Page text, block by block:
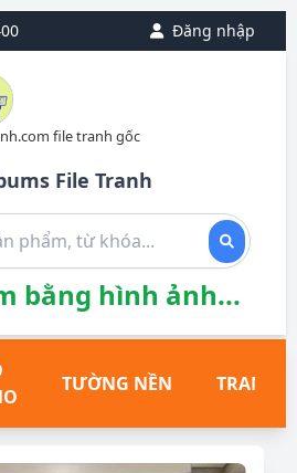
Đăng nhập
file tranh gốc
File Tranh
bằng hình ảnh...
TƯỜNG NỀN TRANH